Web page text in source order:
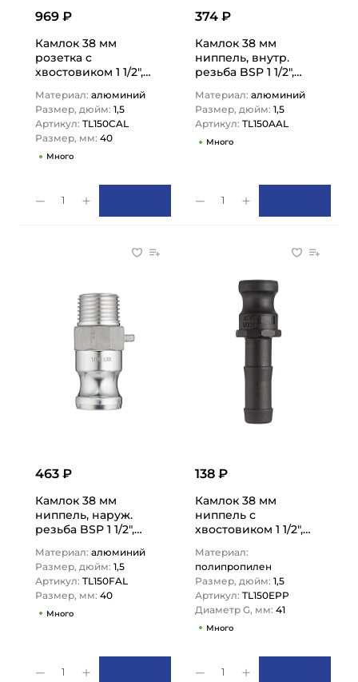
969 ₽
Камлок 38 мм
розетка с
хвостовиком 1 1/2",
Материал: алюминий
Размер, дюйм: 1,5
Артикул: TL150CAL
Размер, мм: 40
Много
1
374 ₽
Камлок 38 мм
ниппель, внутр.
резьба BSP 1 1/2",
Материал: алюминий
Размер, дюйм: 1,5
Артикул: TL150AAL
Много
1
463 ₽
Камлок 38 мм
ниппель, наруж.
резьба BSP 1 1/2",
Материал: алюминий
Размер, дюйм: 1,5
Артикул: TL150FAL
Размер, мм: 40
Много
1
138 ₽
Камлок 38 мм
ниппель с
хвостовиком 1 1/2",
Материал:
полипропилен
Размер, дюйм: 1,5
Артикул: TL150EPP
Диаметр G, мм: 41
Много
1